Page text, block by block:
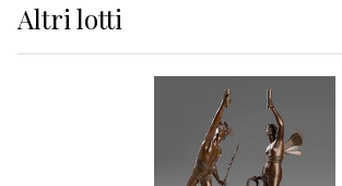
Altrilotti